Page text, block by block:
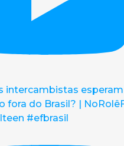
intercambistas esperam
fora do Brasil? |
#efbrasil